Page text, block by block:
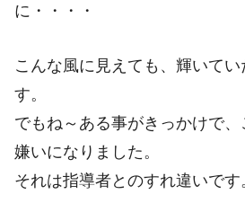
に・・・・
こんな風に見えても、輝いて
す。
でもね～ある事がきっかけで
嫌いになりました。
それは指導者とのすれ違いです